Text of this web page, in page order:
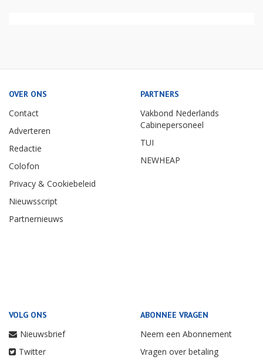
OVER ONS
Contact
Adverteren
Redactie
Colofon
Privacy & Cookiebeleid
Nieuwsscript
Partnernieuws
PARTNERS
Vakbond Nederlands
Cabinepersoneel
TUI
NEWHEAP
VOLG ONS
Nieuwsbrief
Twitter
ABONNEE VRAGEN
Neem een Abonnement
Vragen over betaling